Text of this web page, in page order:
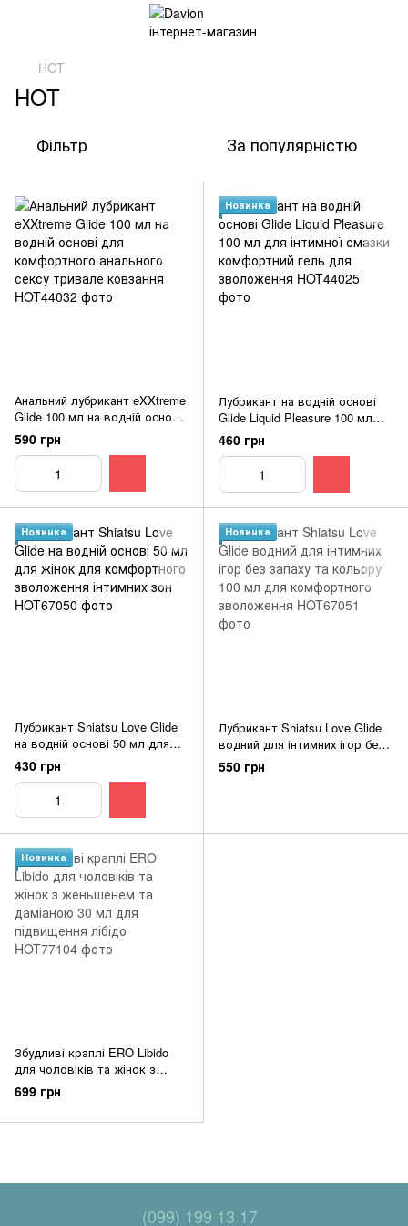
HOT
HOT
Фільтр За популярністю
Анальний лубрикант eXXtreme
Glide 100 мл на водній основі
для комфортного анального
сексу тривале ковзання
590 грн
Новинка
Лубрикант на водній основі
Glide Liquid Pleasure 100 мл
для інтимної смазки
комфортний гель для
зволоження
460 грн
Новинка
Лубрикант Shiatsu Love Glide
на водній основі 50 мл для
жінок для комфортного
зволоження інтимних зон
430 грн
Новинка
Лубрикант Shiatsu Love Glide
водний для інтимних ігор без
запаху та кольору 100 мл для
комфортного зволоження
550 грн
Новинка
Збудливі краплі ERO Libido
для чоловіків та жінок з
женьшенем та даміаною 30
мл для підвищення лібідо
699 грн
(099) 199 13 17